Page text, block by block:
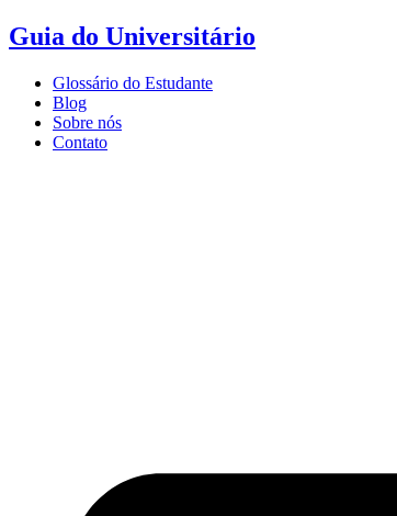
Ir
para
conteúdo
Guia do Universitário
Glossário do Estudante
Blog
Sobre nós
Contato